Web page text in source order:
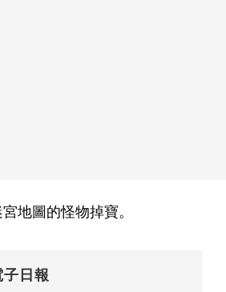
地圖的怪物掉寶。
日報